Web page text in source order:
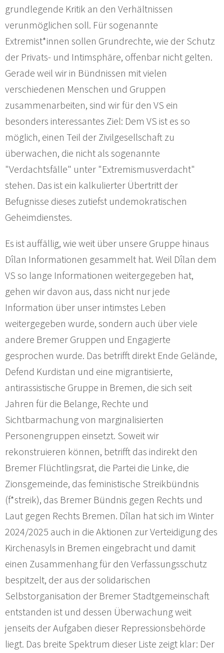
grundlegende Kritik an den Verhältnissen
verunmöglichen soll. Für sogenannte
Extremist*innen sollen Grundrechte, wie der Schutz
der Privats- und Intimsphäre, offenbar nicht gelten.
Gerade weil wir in Bündnissen mit vielen
verschiedenen Menschen und Gruppen
zusammenarbeiten, sind wir für den VS ein
besonders interessantes Ziel: Dem VS ist es so
möglich, einen Teil der Zivilgesellschaft zu
überwachen, die nicht als sogenannte
"Verdachtsfälle" unter "Extremismusverdacht"
stehen. Das ist ein kalkulierter Übertritt der
Befugnisse dieses zutiefst undemokratischen
Geheimdienstes.
Es ist auffällig, wie weit über unsere Gruppe hinaus
Dîlan Informationen gesammelt hat. Weil Dîlan dem
VS so lange Informationen weitergegeben hat,
gehen wir davon aus, dass nicht nur jede
Information über unser intimstes Leben
weitergegeben wurde, sondern auch über viele
andere Bremer Gruppen und Engagierte
gesprochen wurde. Das betrifft direkt Ende Gelände,
Defend Kurdistan und eine migrantisierte,
antirassistische Gruppe in Bremen, die sich seit
Jahren für die Belange, Rechte und
Sichtbarmachung von marginalisierten
Personengruppen einsetzt. Soweit wir
rekonstruieren können, betrifft das indirekt den
Bremer Flüchtlingsrat, die Partei die Linke, die
Zionsgemeinde, das feministische Streikbündnis
(f*streik), das Bremer Bündnis gegen Rechts und
Laut gegen Rechts Bremen. Dîlan hat sich im Winter
2024/2025 auch in die Aktionen zur Verteidigung des
Kirchenasyls in Bremen eingebracht und damit
einen Zusammenhang für den Verfassungsschutz
bespitzelt, der aus der solidarischen
Selbstorganisation der Bremer Stadtgemeinschaft
entstanden ist und dessen Überwachung weit
jenseits der Aufgaben dieser Repressionsbehörde
liegt. Das breite Spektrum dieser Liste zeigt klar: Der